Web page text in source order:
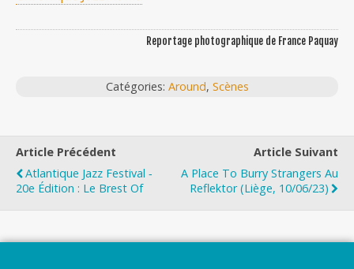
Reportage photographique de France Paquay
Catégories: Around, Scènes
Article Précédent
Atlantique Jazz Festival ‐
20e Édition : Le Brest Of
Article Suivant
A Place To Burry Strangers Au
Reflektor (Liège, 10/06/23)